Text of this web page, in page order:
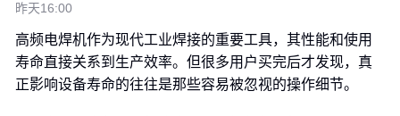
昨天16:00
高频电焊机作为现代工业焊接的重要工具，其性能和使用
寿命直接关系到生产效率。但很多用户买完后才发现，真
正影响设备寿命的往往是那些容易被忽视的操作细节。